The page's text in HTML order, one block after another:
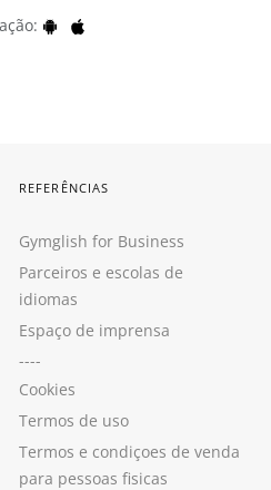
REFERÊNCIAS
Gymglish for Business
Parceiros e escolas de
idiomas
Espaço de imprensa
----
Cookies
Termos de uso
Termos e condiçoes de venda
para pessoas fisicas